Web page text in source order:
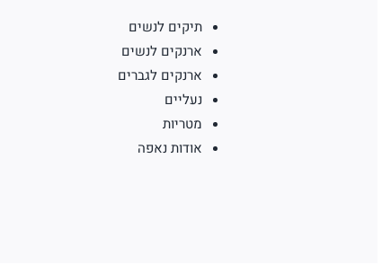
תיקים לנשים
ארנקים לנשים
ארנקים לגברים
נעליים
מטריות
אודות נאפה